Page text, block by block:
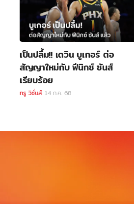
เป็นปลื้ม!! เดวิน บูเกอร์ ต่อ
สัญญาใหม่กับ ฟีนิกซ์ ซันส์
เรียบร้อย
ทรู วิชั่นส์ 14 ก.ค. 68